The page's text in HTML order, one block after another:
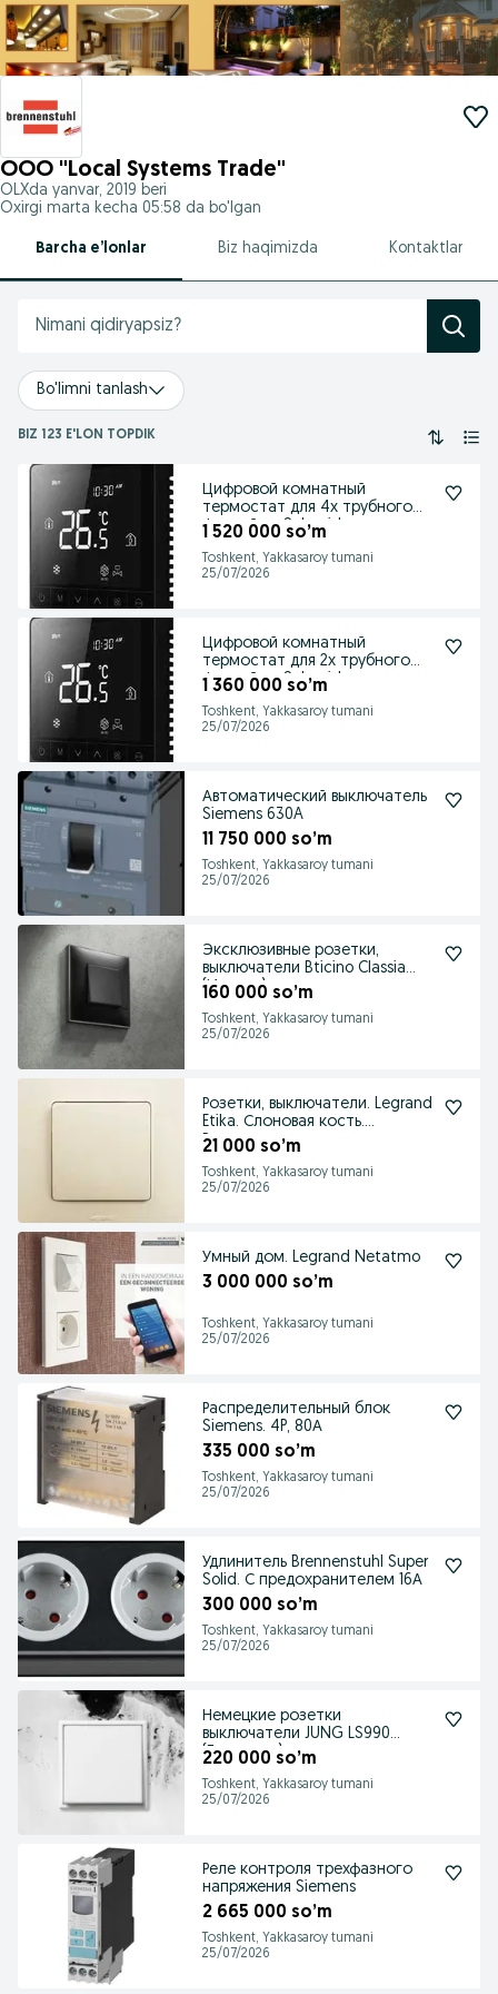
OOO "Local Systems Trade"
OLXda yanvar, 2019 beri
Oxirgi marta kecha 05:58 da bo'lgan
Barcha e’lonlar Biz haqimizda Kontaktlar
Bo'limni tanlash
BIZ 123 E'LON TOPDIK
Цифровой комнатный
термостат для 4х трубного
фанкойла. Schneider
1 520 000 so’m
Toshkent, Yakkasaroy tumani
25/07/2026
Цифровой комнатный
термостат для 2х трубного
фанкойла. Schneider
1 360 000 so’m
Toshkent, Yakkasaroy tumani
25/07/2026
Автоматический выключатель
Siemens 630A
11 750 000 so’m
Toshkent, Yakkasaroy tumani
25/07/2026
Эксклюзивные розетки,
выключатели Bticino Classia
(Италия)
160 000 so’m
Toshkent, Yakkasaroy tumani
25/07/2026
Розетки, выключатели. Legrand
Etika. Слоновая кость.
Распродажа
21 000 so’m
Toshkent, Yakkasaroy tumani
25/07/2026
Умный дом. Legrand Netatmo
3 000 000 so’m
Toshkent, Yakkasaroy tumani
25/07/2026
Распределительный блок
Siemens. 4P, 80А
335 000 so’m
Toshkent, Yakkasaroy tumani
25/07/2026
Удлинитель Brennenstuhl Super
Solid. С предохранителем 16А
300 000 so’m
Toshkent, Yakkasaroy tumani
25/07/2026
Немецкие розетки
выключатели JUNG LS990
(Германия)
220 000 so’m
Toshkent, Yakkasaroy tumani
25/07/2026
Реле контроля трехфазного
напряжения Siemens
2 665 000 so’m
Toshkent, Yakkasaroy tumani
25/07/2026